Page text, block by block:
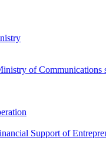
of Communications
Support of